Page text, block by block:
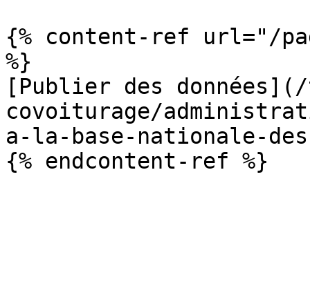
{% content-ref url="/
%}
[Publier des
covoiturage/
a-la-base-nationale-